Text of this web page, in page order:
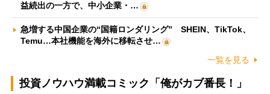
益続出の一方で、中小企業・…
急増する中国企業の“国籍ロンダリング” SHEIN、TikTok、
Temu…本社機能を海外に移転させ…
一覧を見る
投資ノウハウ満載コミック「俺がカブ番長！」